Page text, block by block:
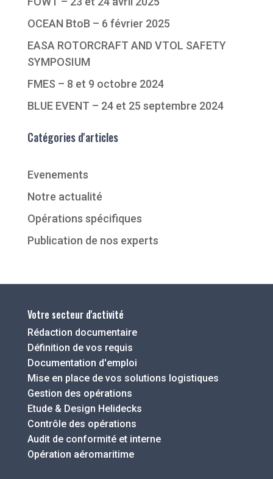
OCEAN BtoB – 6 février 2025
EASA ROTORCRAFT AND VTOL SAFETY
SYMPOSIUM
FMES – 8 et 9 octobre 2024
BLUE EVENT – 24 et 25 septembre 2024
Catégories d'articles
Evenements
Notre actualité
Opérations spécifiques
Publication de nos experts
Votre secteur d'activité
Rédaction documentaire
Définition de vos requis
Documentation d'emploi
Mise en place de vos solutions logistiques
Gestion des opérations
Etude & Design Helidecks
Contrôle des opérations
Audit de conformité et interne
Opération aéromaritime